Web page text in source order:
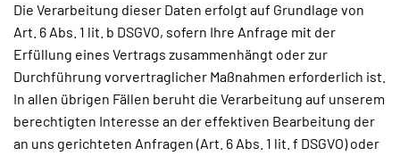
Die Verarbeitung dieser Daten erfolgt auf Grundlage von
Art. 6 Abs. 1 lit. b DSGVO, sofern Ihre Anfrage mit der
Erfüllung eines Vertrags zusammenhängt oder zur
Durchführung vorvertraglicher Maßnahmen erforderlich ist.
In allen übrigen Fällen beruht die Verarbeitung auf unserem
berechtigten Interesse an der effektiven Bearbeitung der
an uns gerichteten Anfragen (Art. 6 Abs. 1 lit. f DSGVO) oder